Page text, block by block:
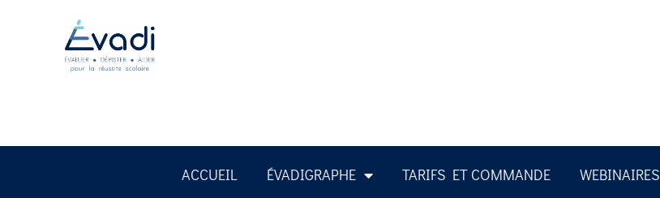
ACCUEIL ÉVADIGRAPHE TARIFS ET COMMANDE WEBINAIRES